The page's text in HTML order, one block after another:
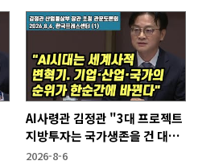
AI사령관 김정관 "3대 프로젝트
지방투자는 국가생존을 건 대전
략"
2026-8-6